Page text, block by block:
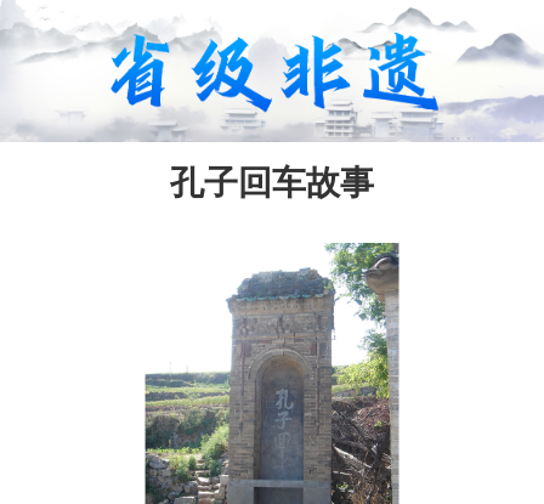
孔子回车故事